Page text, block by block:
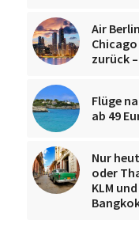
Air
zurück
Flüge
ab 49
Nur
oder
KLM